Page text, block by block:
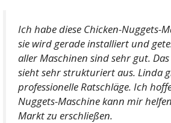
Ich habe diese Chicken-Nuggets-
sie wird gerade installiert und
aller Maschinen sind sehr gut.
sieht sehr strukturiert aus. Linda
professionelle Ratschläge. Ich
Nuggets-Maschine kann mir
Markt zu erschließen.